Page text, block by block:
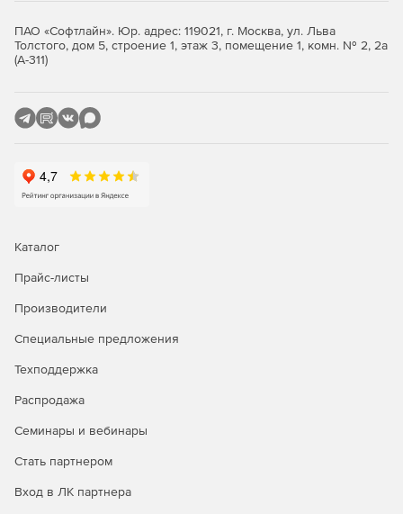
Большое число программ стороннего программного
Как выбрать Astra Linux?
Операционная система Astra Linux Special Edition доступна
Редакция «ОРЕЛ» - обычный уровень защищенности.
Продукт является доступным техническим вариантом для
ПАО «Софтлайн». Юр. адрес: 119021, г. Москва, ул. Льва
Толстого, дом 5, строение 1, этаж 3, помещение 1, комн. № 2, 2а
(А-311)
Каталог
Прайс-листы
Производители
Специальные предложения
Техподдержка
Распродажа
Семинары и вебинары
Стать партнером
Вход в ЛК партнера